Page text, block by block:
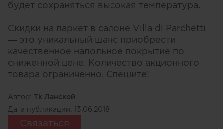
будет сохраняться высокая температура.
Скидки на паркет в салоне Villa di Parchetti
— это уникальный шанс приобрести
качественное напольное покрытие по
сниженной цене. Количество акционного
товара ограниченно. Спешите!
Автор: Тk Ланской
Дата публикации: 13.06.2018
Связаться